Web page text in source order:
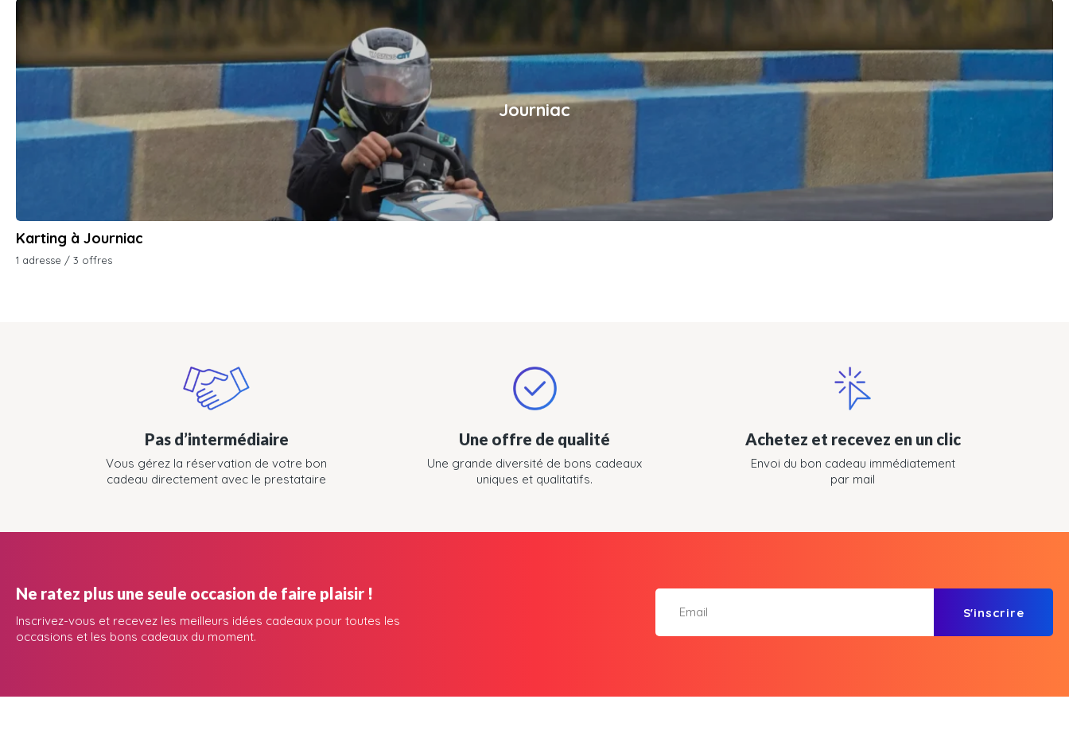
Journiac
Karting à Journiac
1 adresse / 3 offres
Pas d’intermédiaire
Vous gérez la réservation de votre bon
cadeau directement avec le prestataire
Une offre de qualité
Une grande diversité de bons cadeaux
uniques et qualitatifs.
Achetez et recevez en un clic
Envoi du bon cadeau immédiatement
par mail
Ne ratez plus une seule occasion de faire plaisir !
Inscrivez-vous et recevez les meilleurs idées cadeaux pour toutes les
occasions et les bons cadeaux du moment.
S'inscrire